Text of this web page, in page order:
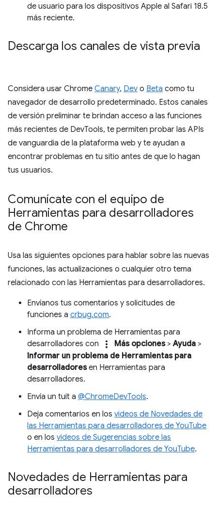
de usuario para los dispositivos Apple al Safari 18.5
más reciente.
Descarga los canales de vista previa
Considera usar Chrome Canary, Dev o Beta como tu
navegador de desarrollo predeterminado. Estos canales
de versión preliminar te brindan acceso a las funciones
más recientes de DevTools, te permiten probar las APIs
de vanguardia de la plataforma web y te ayudan a
encontrar problemas en tu sitio antes de que lo hagan
tus usuarios.
Comunícate con el equipo de
Herramientas para desarrolladores
de Chrome
Usa las siguientes opciones para hablar sobre las nuevas
funciones, las actualizaciones o cualquier otro tema
relacionado con las Herramientas para desarrolladores.
Envíanos tus comentarios y solicitudes de
funciones a crbug.com.
Informa un problema de Herramientas para
desarrolladores con
more_vert Más opciones>Ayuda >
Informar un problema de Herramientas para
desarrolladoresen Herramientas para
desarrolladores.
Envía un tuit a @ChromeDevTools.
Deja comentarios en los videos de Novedades de
las Herramientas para desarrolladores de YouTube
o en los videos de Sugerencias sobre las
Herramientas para desarrolladores de YouTube.
Novedades de Herramientas para
desarrolladores